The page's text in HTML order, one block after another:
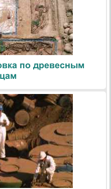
по древесным